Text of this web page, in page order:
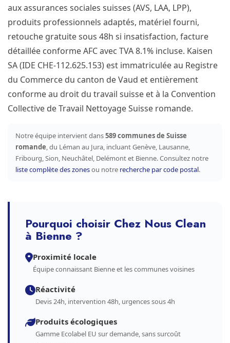
aux assurances sociales suisses (AVS, LAA, LPP),
produits professionnels adaptés, matériel fourni,
retouche gratuite sous 48h si insatisfaction, facture
détaillée conforme AFC avec TVA 8.1% incluse. Kaisen
SA (IDE CHE-112.625.153) est immatriculée au Registre
du Commerce du canton de Vaud et entièrement
conforme au droit du travail suisse et à la Convention
Collective de Travail Nettoyage Suisse romande.
Notre équipe intervient dans589 communes de Suisse
romande, du Léman au Jura, incluant Genève, Lausanne,
Fribourg, Sion, Neuchâtel, Delémont et Bienne. Consultez notre
liste complète des zonesou notre recherche par code postal.
Pourquoi choisir Chez Nous Clean
à Bienne ?
Proximité locale
Équipe connaissant Bienne et les communes voisines
Réactivité
Devis 24h, intervention 48h, urgences sous 4h
Produits écologiques
Gamme Ecolabel EU sur demande, sans surcoût